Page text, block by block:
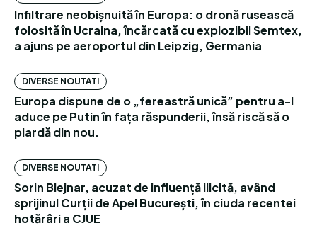
Infiltrare neobișnuită în Europa: o dronă rusească
folosită în Ucraina, încărcată cu explozibil Semtex,
a ajuns pe aeroportul din Leipzig, Germania
DIVERSE NOUTATI
Europa dispune de o „fereastră unică” pentru a-l
aduce pe Putin în fața răspunderii, însă riscă să o
piardă din nou.
DIVERSE NOUTATI
Sorin Blejnar, acuzat de influență ilicită, având
sprijinul Curții de Apel București, în ciuda recentei
hotărâri a CJUE